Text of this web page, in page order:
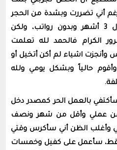
أني تضررت وبشدة من الحجر
المنزلي حيث جلست بالمنزل 3 أشهر وبدون رواتب، ولكن
الكرام فالحمد لله تعلمت
وأنجزت اشياء لم أكن أتخيل أو
وأقوم حالياً وبشكل يومي ولله
بالعمل الحر كمصدر دخل
من عملي وأقل من شهر ونصف
وأغلب الظن أني سأكرس وقتي
سأعمل على كفيل وخمسات